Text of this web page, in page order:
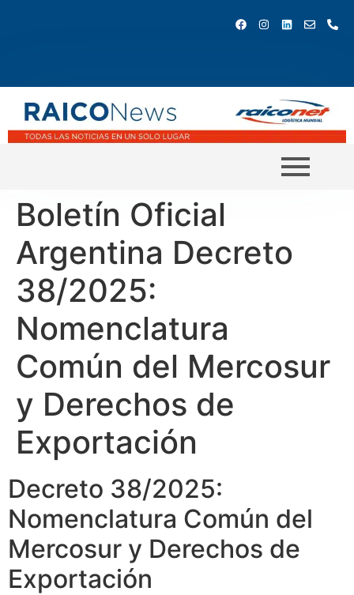
Boletín Oficial
Argentina Decreto
38/2025:
Nomenclatura
Común del Mercosur
y Derechos de
Exportación
Decreto 38/2025:
Nomenclatura Común del
Mercosur y Derechos de
Exportación